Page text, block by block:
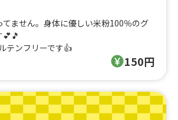
てません。身体に優しい米粉100％のグ
テンフリーです👍
150円